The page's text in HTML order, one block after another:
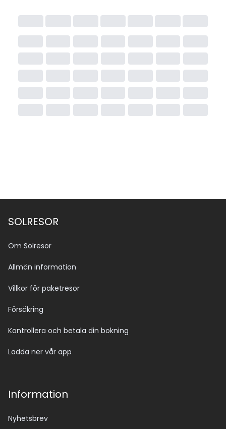
SOLRESOR
Om Solresor
Allmän information
Villkor för paketresor
Försäkring
Kontrollera och betala din bokning
Ladda ner vår app
Information
Nyhetsbrev